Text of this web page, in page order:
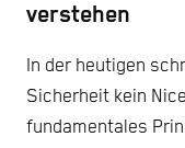
verstehen
In der heutigen
Sicherheit kein
fundamentales